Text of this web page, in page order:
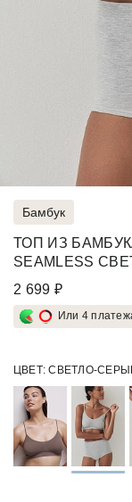
Бамбук
ТОП ИЗ
SEAMLESS
2 699 ₽
Или 4
ЦВЕТ:СВЕТЛО-